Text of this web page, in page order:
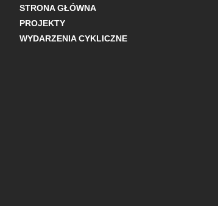
STRONA GŁÓWNA
PROJEKTY
WYDARZENIA CYKLICZNE